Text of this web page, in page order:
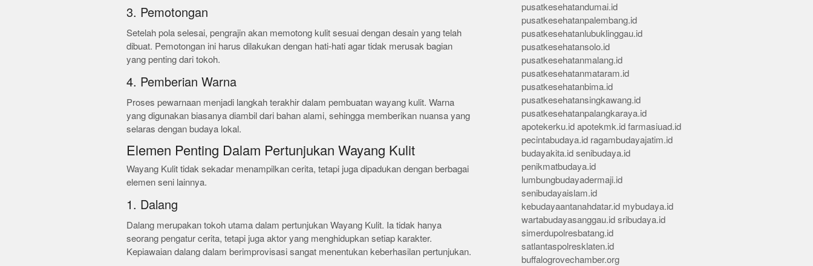
3. Pemotongan
Setelah pola selesai, pengrajin akan memotong kulit sesuai dengan desain yang telah
dibuat. Pemotongan ini harus dilakukan dengan hati-hati agar tidak merusak bagian
yang penting dari tokoh.
4. Pemberian Warna
Proses pewarnaan menjadi langkah terakhir dalam pembuatan wayang kulit. Warna
yang digunakan biasanya diambil dari bahan alami, sehingga memberikan nuansa yang
selaras dengan budaya lokal.
Elemen Penting Dalam Pertunjukan Wayang Kulit
Wayang Kulit tidak sekadar menampilkan cerita, tetapi juga dipadukan dengan berbagai
elemen seni lainnya.
1. Dalang
Dalang merupakan tokoh utama dalam pertunjukan Wayang Kulit. Ia tidak hanya
seorang pengatur cerita, tetapi juga aktor yang menghidupkan setiap karakter.
Kepiawaian dalang dalam berimprovisasi sangat menentukan keberhasilan pertunjukan.
pusatkesehatandumai.id
pusatkesehatanpalembang.id
pusatkesehatanlubuklinggau.id
pusatkesehatansolo.id
pusatkesehatanmalang.id
pusatkesehatanmataram.id
pusatkesehatanbima.id
pusatkesehatansingkawang.id
pusatkesehatanpalangkaraya.id
apotekerku.id apotekmk.id farmasiuad.id
pecintabudaya.id ragambudayajatim.id
budayakita.id senibudaya.id
penikmatbudaya.id
lumbungbudayadermaji.id
senibudayaislam.id
kebudayaantanahdatar.id mybudaya.id
wartabudayasanggau.id sribudaya.id
simerdupolresbatang.id
satlantaspolresklaten.id
buffalogrovechamber.org